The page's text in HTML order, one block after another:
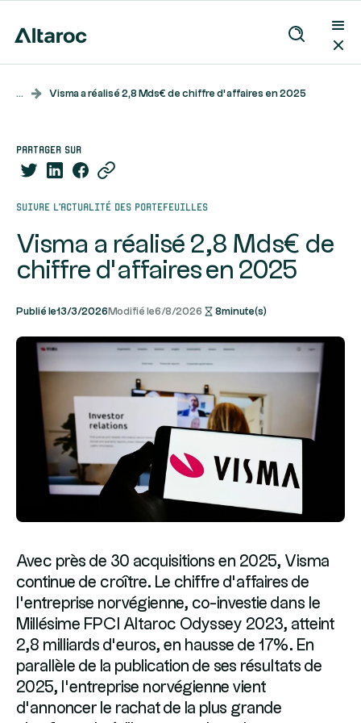
... Visma a réalisé 2,8 Mds€ de chiffre d’affaires en 2025
partager sur
Suivre l’actualité des portefeuilles
Visma a réalisé 2,8 Mds€ de
chiffre d’affaires en 2025
Publié le13/3/2026 Modifié le6/8/2026 8minute(s)
Avec près de 30 acquisitions en 2025, Visma
continue de croître. Le chiffre d’affaires de
l’entreprise norvégienne, co-investie dans le
Millésime FPCI Altaroc Odyssey 2023, atteint
2,8 milliards d’euros, en hausse de 17%. En
parallèle de la publication de ses résultats de
2025, l’entreprise norvégienne vient
d’annoncer le rachat de la plus grande